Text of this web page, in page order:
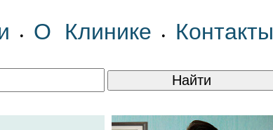
• О Клинике • Контакты